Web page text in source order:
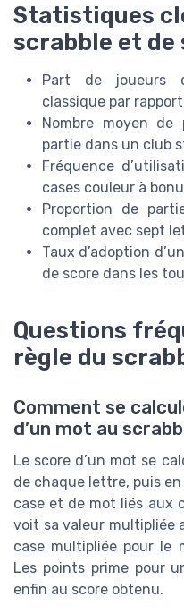
Statistiques
scrabble et de
Part de joueurs
classique par
Nombre moyen de
partie dans un club
Fréquence
cases couleur à
Proportion de
complet avec sept
Taux d’adoption
de score dans les
Questions
règle du
Comment se
d’un mot au
Le score d’un mot se
de chaque lettre, puis
case et de mot liés aux
voit sa valeur multipliée
case multipliée pour le
Les points prime pour
enfin au score obtenu.